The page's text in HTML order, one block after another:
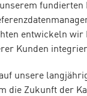
fundierten
entwickeln wir
Kunden
unsere
die Zukunft der